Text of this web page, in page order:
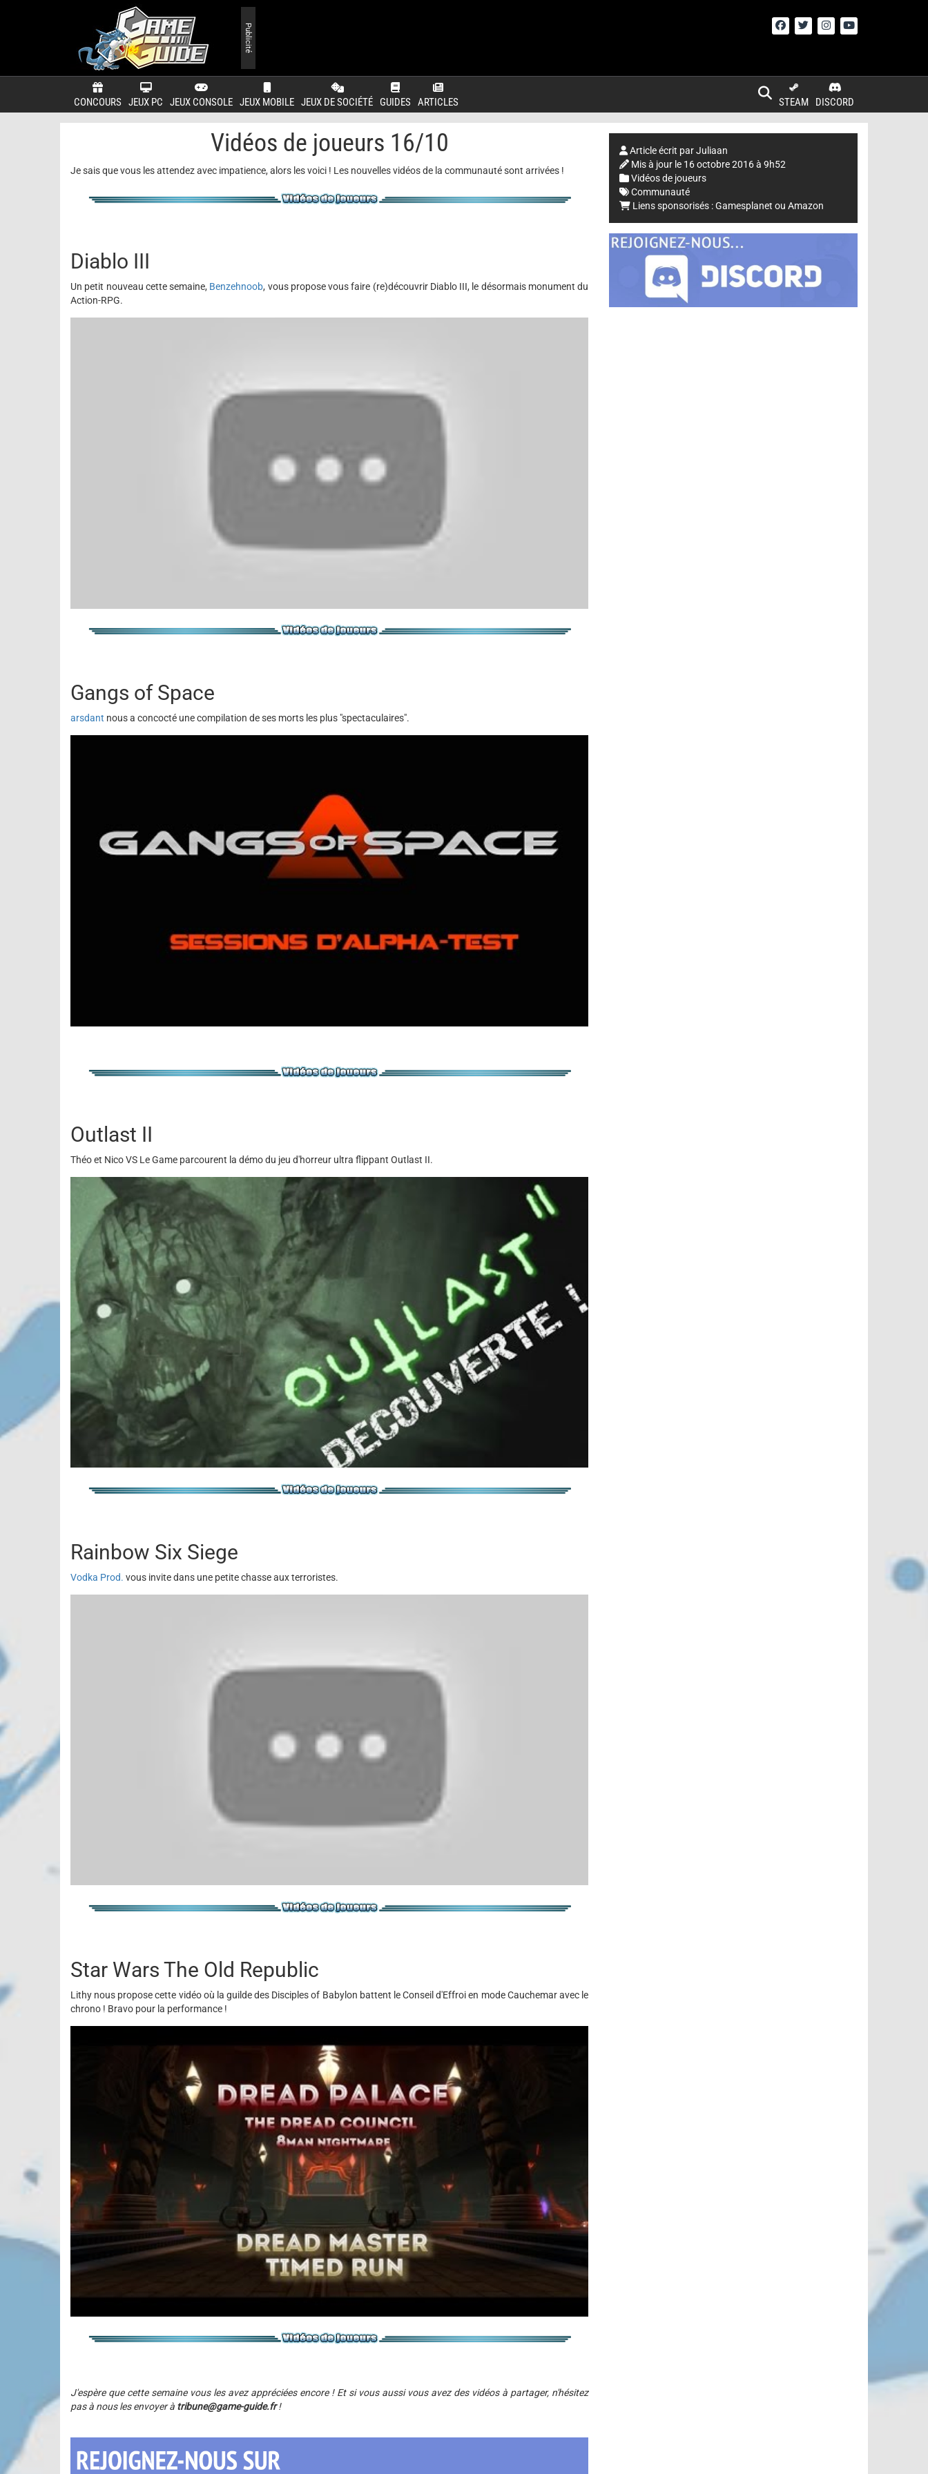
CONCOURS JEUX PC JEUX CONSOLE JEUX MOBILE JEUX DE SOCIÉTÉ GUIDES ARTICLES DISCORD
STEAM
Publicité
Vidéos de joueurs 16/10
Je sais que vous les attendez avec impatience, alors les voici ! Les nouvelles vidéos de la communauté sont arrivées !
Diablo III
Un petit nouveau cette semaine, Benzehnoob, vous propose vous faire (re)découvrir Diablo III, le désormais monument du
Action-RPG.
Gangs of Space
arsdant nous a concocté une compilation de ses morts les plus "spectaculaires".
Outlast II
Théo et Nico VS Le Game parcourent la démo du jeu d'horreur ultra flippant Outlast II.
Rainbow Six Siege
Vodka Prod. vous invite dans une petite chasse aux terroristes.
Star Wars The Old Republic
Lithy nous propose cette vidéo où la guilde des Disciples of Babylon battent le Conseil d'Effroi en mode Cauchemar avec le
chrono ! Bravo pour la performance !
J'espère que cette semaine vous les avez appréciées encore ! Et si vous aussi vous avez des vidéos à partager, n'hésitez
pas à nous les envoyer à tribune@game-guide.fr!
Article écrit parJuliaan
Mis à jour le 16 octobre 2016 à 9h52
Vidéos de joueurs
Communauté
Liens sponsorisés :Gamesplanet ou Amazon